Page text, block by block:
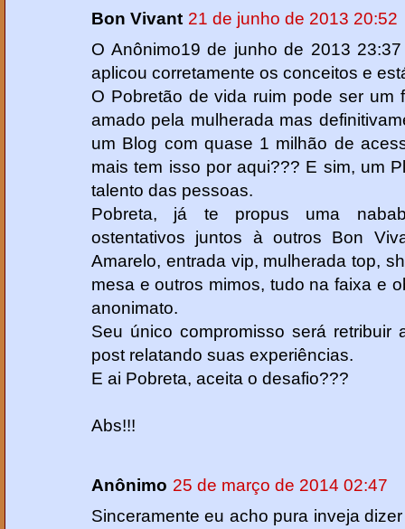
Bon Vivant 21 de junho de 2013 20:52
O Anônimo19 de junho de 2013
aplicou corretamente os conceitos e
O Pobretão de vida ruim pode ser um
amado pela mulherada mas
um Blog com quase 1 milhão de
mais tem isso por aqui??? E sim, um
talento das pessoas.
Pobreta, já te propus uma
ostentativos juntos à outros Bon
Amarelo, entrada vip, mulherada top,
mesa e outros mimos, tudo na faixa e
anonimato.
Seu único compromisso será retribuir
post relatando suas experiências.
E ai Pobreta, aceita o desafio???
Abs!!!
Anônimo 25 de março de 2014 02:47
Sinceramente eu acho pura inveja